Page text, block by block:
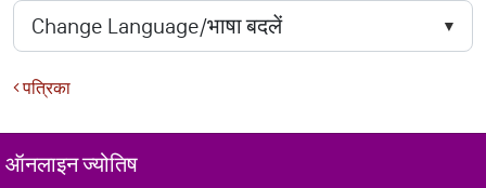
पत्रिका
ऑनलाइन ज्योतिष